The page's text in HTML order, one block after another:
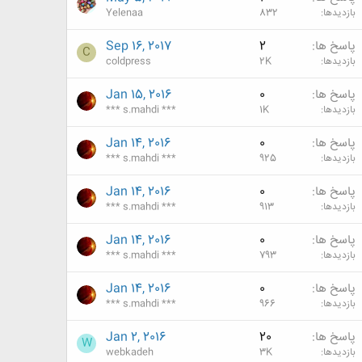
بازدیدها 832
Yelenaa
پاسخ ها 2
بازدیدها 2K
Sep 16, 2017
coldpress
C
پاسخ ها 0
بازدیدها 1K
Jan 15, 2016
*** s.mahdi ***
پاسخ ها 0
بازدیدها 925
Jan 14, 2016
*** s.mahdi ***
پاسخ ها 0
بازدیدها 913
Jan 14, 2016
*** s.mahdi ***
پاسخ ها 0
بازدیدها 793
Jan 14, 2016
*** s.mahdi ***
پاسخ ها 0
بازدیدها 966
Jan 14, 2016
*** s.mahdi ***
پاسخ ها 20
بازدیدها 3K
Jan 2, 2016
webkadeh
W